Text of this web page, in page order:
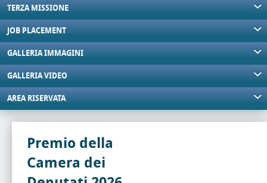
TERZA MISSIONE
JOB PLACEMENT
GALLERIA IMMAGINI
GALLERIA VIDEO
AREA RISERVATA
Premio della
Camera dei